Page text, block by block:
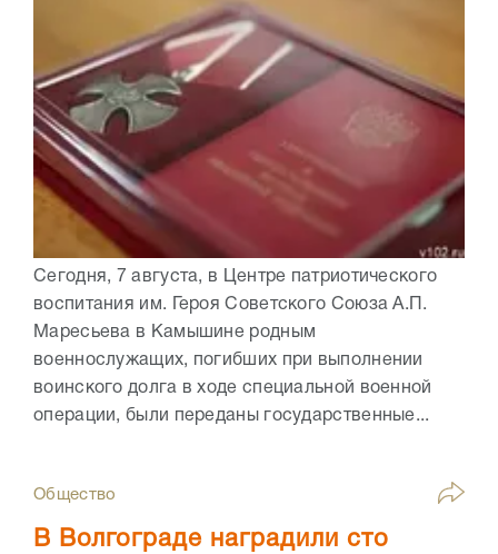
Сегодня, 7 августа, в Центре патриотического
воспитания им. Героя Советского Союза А.П.
Маресьева в Камышине родным
военнослужащих, погибших при выполнении
воинского долга в ходе специальной военной
операции, были переданы государственные...
Общество
В Волгограде наградили сто